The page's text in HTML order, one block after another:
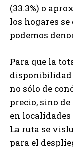
(33.3%) o
los hogares
podemos
Para que la
disponibilidad
no sólo de
precio, sino
en
La ruta se
para el